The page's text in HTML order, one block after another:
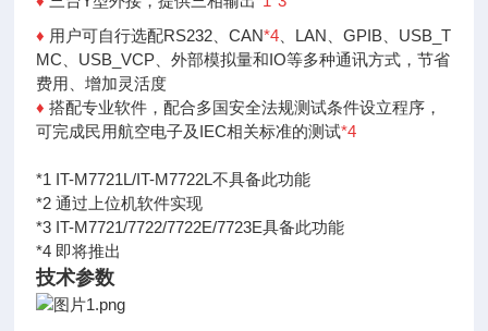
♦ 用户可自行选配RS232、CAN*4 、LAN、GPIB、USB_T
MC、 USB_VCP、外部模拟量和IO等多种通讯方式，节省
费用、增加灵活度
♦搭配专业软件，配合多国安全法规测试条件设立程序，
可完成民用航空电子及IEC相关标准的测试*4
*1 IT-M7721L/IT-M7722L不具备此功能
*2 通过上位机软件实现
*3 IT-M7721/7722/7722E/7723E具备此功能
*4 即将推出
技术参数